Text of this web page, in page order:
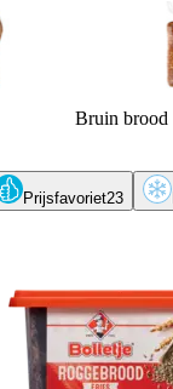
Bruin brood
Prijsfavoriet23